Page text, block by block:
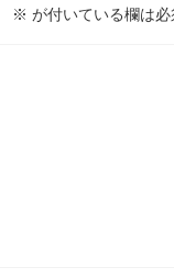
※ が付いている欄は